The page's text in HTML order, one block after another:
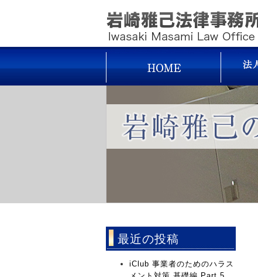
最近の投稿
iClub 事業者のためのハラス